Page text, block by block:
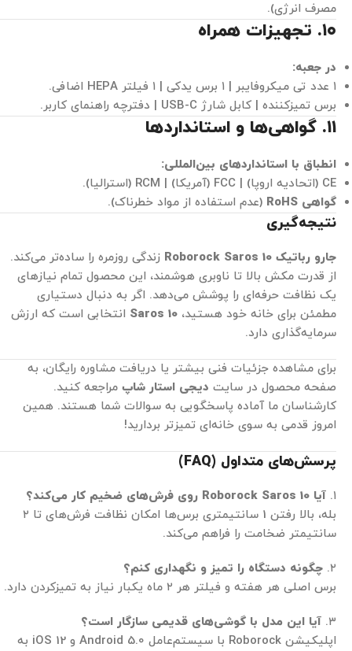
مصرف انرژی).
۱۰. تجهیزات همراه
در جعبه:
۱ عدد تی میکروفایبر | ۱ برس یدکی | ۱ فیلتر HEPA اضافی.
برس تمیزکننده | کابل شارژ USB-C | دفترچه راهنمای کاربر.
۱۱. گواهی‌ها و استانداردها
انطباق با استانداردهای بین‌المللی:
CE (اتحادیه اروپا) | FCC (آمریکا) | RCM (استرالیا).
گواهی RoHS
(عدم استفاده از مواد خطرناک).
نتیجه‌گیری
جارو رباتیک Roborock Saros 10
زندگی روزمره را ساده‌تر می‌کند.
از قدرت مکش بالا تا ناوبری هوشمند، این محصول تمام نیازهای
یک نظافت حرفه‌ای را پوشش می‌دهد. اگر به دنبال دستیاری
مطمئن برای خانه خود هستید، Saros 10 انتخابی است که ارزش
سرمایه‌گذاری دارد.
برای مشاهده جزئیات فنی بیشتر یا دریافت مشاوره رایگان، به
صفحه محصول در سایت دیجی استار شاپ مراجعه کنید.
کارشناسان ما آماده پاسخگویی به سوالات شما هستند. همین
امروز قدمی به سوی خانه‌ای تمیزتر بردارید!
پرسش‌های متداول (FAQ)
۱. آیا Roborock Saros 10 روی فرش‌های ضخیم کار می‌کند؟
بله، بالا رفتن 1 سانتیمتری برس‌ها امکان نظافت فرش‌های تا ۲
سانتیمتر ضخامت را فراهم می‌کند.
۲. چگونه دستگاه را تمیز و نگهداری کنم؟
برس اصلی هر هفته و فیلتر هر ۲ ماه یکبار نیاز به تمیزکردن دارد.
۳. آیا این مدل با گوشی‌های قدیمی سازگار است؟
اپلیکیشن Roborock با سیستم‌عامل Android 5.0 و iOS 12 به